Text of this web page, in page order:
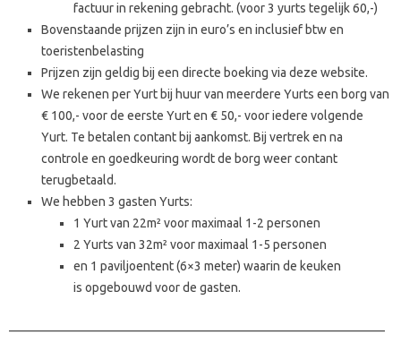
factuur in rekening gebracht. (voor 3 yurts tegelijk 60,-)
Bovenstaande prijzen zijn in euro’s en inclusief btw en
toeristenbelasting
Prijzen zijn geldig bij een directe boeking via deze website.
We rekenen per Yurt bij huur van meerdere Yurts een borg van
€ 100,- voor de eerste Yurt en € 50,- voor iedere volgende
Yurt. Te betalen contant bij aankomst. Bij vertrek en na
controle en goedkeuring wordt de borg weer contant
terugbetaald.
We hebben 3 gasten Yurts:
1 Yurt van 22m² voor maximaal 1-2 personen
2 Yurts van 32m² voor maximaal 1-5 personen
en 1 paviljoentent (6×3 meter) waarin de keuken
is opgebouwd voor de gasten.
——————————————————————————————